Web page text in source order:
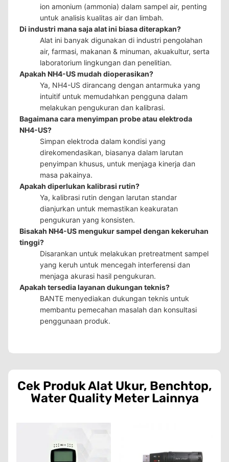
ion amonium (ammonia) dalam sampel air, penting
untuk analisis kualitas air dan limbah.
Di industri mana saja alat ini biasa diterapkan?
Alat ini banyak digunakan di industri pengolahan
air, farmasi, makanan & minuman, akuakultur, serta
laboratorium lingkungan dan penelitian.
Apakah NH4-US mudah dioperasikan?
Ya, NH4-US dirancang dengan antarmuka yang
intuitif untuk memudahkan pengguna dalam
melakukan pengukuran dan kalibrasi.
Bagaimana cara menyimpan probe atau elektroda
NH4-US?
Simpan elektroda dalam kondisi yang
direkomendasikan, biasanya dalam larutan
penyimpan khusus, untuk menjaga kinerja dan
masa pakainya.
Apakah diperlukan kalibrasi rutin?
Ya, kalibrasi rutin dengan larutan standar
dianjurkan untuk memastikan keakuratan
pengukuran yang konsisten.
Bisakah NH4-US mengukur sampel dengan kekeruhan
tinggi?
Disarankan untuk melakukan pretreatment sampel
yang keruh untuk mencegah interferensi dan
menjaga akurasi hasil pengukuran.
Apakah tersedia layanan dukungan teknis?
BANTE menyediakan dukungan teknis untuk
membantu pemecahan masalah dan konsultasi
penggunaan produk.
Cek ProdukAlat Ukur, Benchtop,
Water Quality MeterLainnya